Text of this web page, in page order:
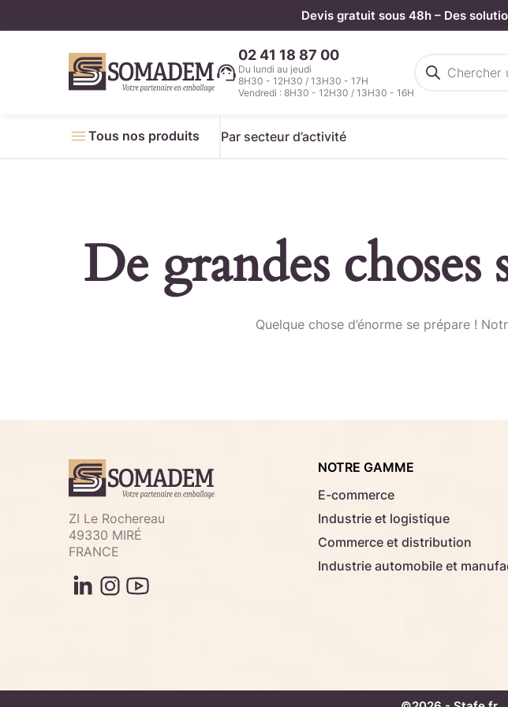
Devis gratuit sous 48h – Des
02 41 18 87 00
Du lundi au jeudi
8H30 - 12H30 / 13H30 - 17H
Vendredi : 8H30 - 12H30 / 13H30 - 16H
de
Tous nos produits Par secteur d’activité
De grandes
Quelque chose d’énorme se prépare !
ZI Le Rochereau
49330 MIRÉ
FRANCE
NOTRE GAMME
E-commerce
Industrie et logistique
Commerce et distribution
Industrie automobile et